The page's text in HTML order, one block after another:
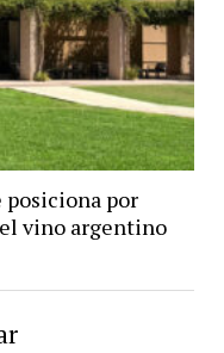
posiciona por
vino argentino